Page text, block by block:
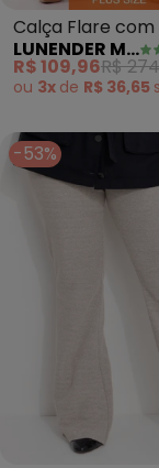
Calça Flare com
em Malha
LUNENDER MAIS MULHER
R$ 109,96R$
ou 3x de R$ 36,65
-53%